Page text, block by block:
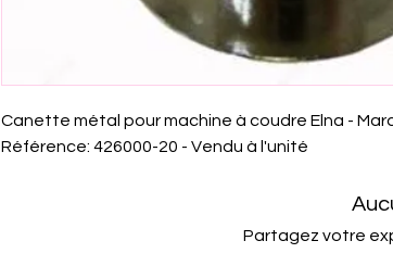
Canette métal pour machine à coudre Elna -
Référence: 426000-20 - Vendu à l'unité
Partagez votre